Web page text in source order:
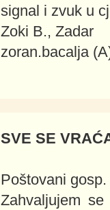
signal i zvuk u
Zoki B., Zadar
zoran.bacalja
SVE SE
Poštovani
Zahvaljujem